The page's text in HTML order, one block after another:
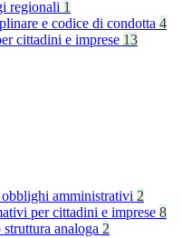
regionali 1
e codice di condotta 4
cittadini e imprese 13
obblighi amministrativi 2
per cittadini e imprese 8
analoga 2